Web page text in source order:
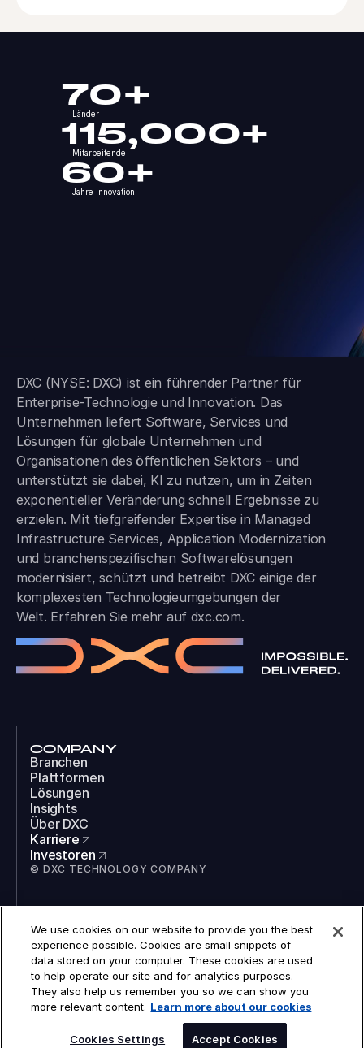
70+
Länder
115,000+
Mitarbeitende
60+
Jahre Innovation
DXC (NYSE: DXC) ist ein führender Partner für
Enterprise-Technologie und Innovation. Das
Unternehmen liefert Software, Services und
Lösungen für globale Unternehmen und
Organisationen des öffentlichen Sektors – und
unterstützt sie dabei, KI zu nutzen, um in Zeiten
exponentieller Veränderung schnell Ergebnisse zu
erzielen. Mit tiefgreifender Expertise in Managed
Infrastructure Services, Application Modernization
und branchen­spezifischen Softwarelösungen
modernisiert, schützt und betreibt DXC einige der
komplexesten Technologieumgebungen der
Welt. Erfahren Sie mehr auf dxc.com.
COMPANY
Branchen
Plattformen
Lösungen
Insights
Über DXC
Karriere
Investoren
© DXC TECHNOLOGY COMPANY
LinkedIn
Instagram
TikTok
YouTube
COOKIES
RECHTLICHES
We use cookies on our website to provide you the best
experience possible. Cookies are small snippets of
data stored on your computer. These cookies are used
to help operate our site and for analytics purposes.
They also help us remember you so we can show you
more relevant content. Learn more about our cookies
Cookies Settings Accept Cookies